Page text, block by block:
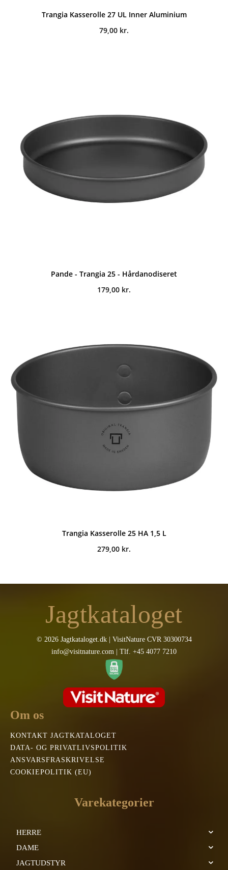
Trangia Kasserolle 27 UL Inner Aluminium
79,00 kr.
Pande - Trangia 25 - Hårdanodiseret
179,00 kr.
Trangia Kasserolle 25 HA 1,5 L
279,00 kr.
Jagtkataloget
© 2026 Jagtkataloget.dk | VisitNature CVR 30300734
info@visitnature.com | Tlf. +45 4077 7210
Om os
KONTAKT JAGTKATALOGET
DATA- OG PRIVATLIVSPOLITIK
ANSVARSFRASKRIVELSE
COOKIEPOLITIK (EU)
Varekategorier
HERRE
DAME
JAGTUDSTYR